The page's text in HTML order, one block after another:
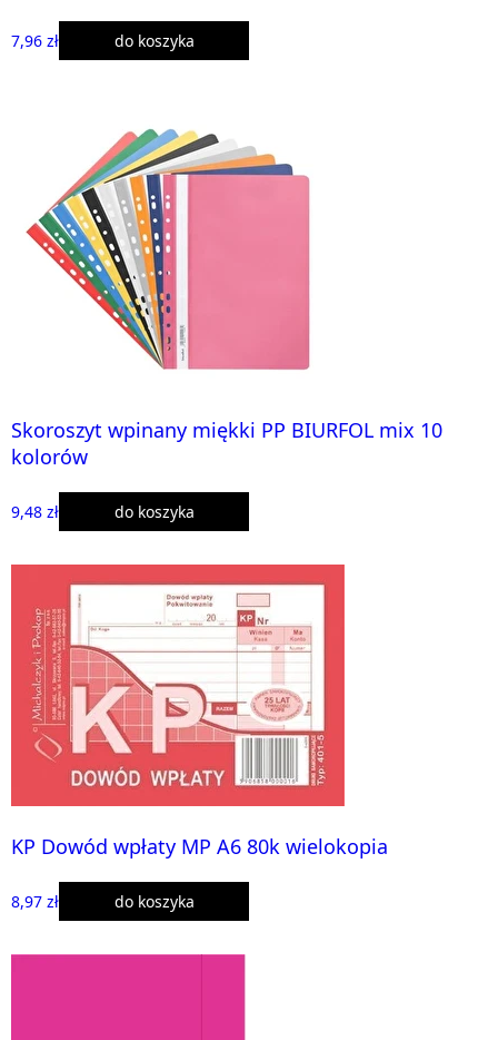
7,96 zł do koszyka
Skoroszyt wpinany miękki PP BIURFOL mix 10
kolorów
9,48 zł do koszyka
KP Dowód wpłaty MP A6 80k wielokopia
8,97 zł do koszyka